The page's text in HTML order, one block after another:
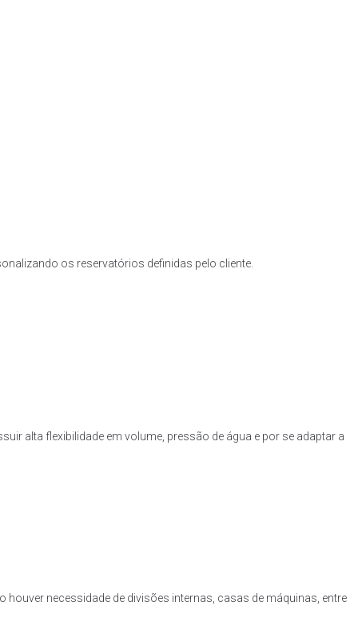
os reservatórios definidas pelo cliente.
alta flexibilidade em volume, pressão de água e por se adaptar a
necessidade de divisões internas, casas de máquinas, entre